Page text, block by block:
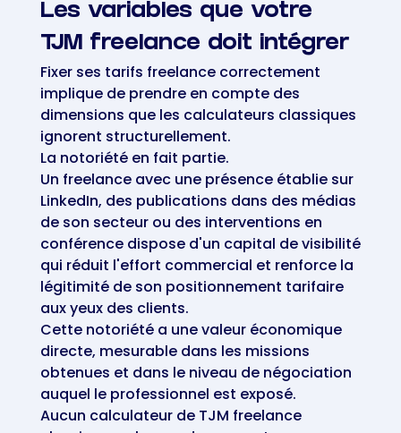
Les variables que votre
TJM freelance doit intégrer
Fixer ses tarifs freelance correctement
implique de prendre en compte des
dimensions que les calculateurs classiques
ignorent structurellement.
La notoriété en fait partie.
Un freelance avec une présence établie sur
LinkedIn, des publications dans des médias
de son secteur ou des interventions en
conférence dispose d'un capital de visibilité
qui réduit l'effort commercial et renforce la
légitimité de son positionnement tarifaire
aux yeux des clients.
Cette notoriété a une valeur économique
directe, mesurable dans les missions
obtenues et dans le niveau de négociation
auquel le professionnel est exposé.
Aucun calculateur de TJM freelance